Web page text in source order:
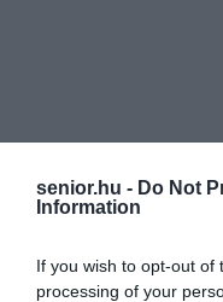
senior.hu - Do Not
Information
If you wish to opt-out of
processing of your